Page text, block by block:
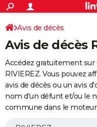
ACTUALITÉS
Politique
Société
Faits Divers
Education
Monde
Villes
+
SPORT
Coupe du monde 2026
Football
Tennis
Cyclisme
Rugby
Forum
Programme TV
TNT
Streaming
Cinéma
Sorties cinéma
Musique
+
FINANCE
Retraite
Epargne
Immobilier
Risques naturels par ville
Banque
Assurance
AUTO
Essais
Réserver un essai
Citadines
Berlines
SUV
Forum auto
+
Avis de décès
Avis de décès
Accédez gratuitement sur
RIVIEREZ. Vous pouvez
avis de décès ou un avis
nom d'un défunt et/ou le
commune dans le